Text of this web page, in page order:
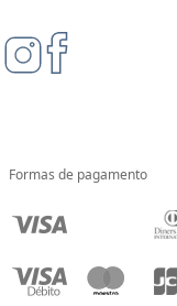
Formas de pagamento